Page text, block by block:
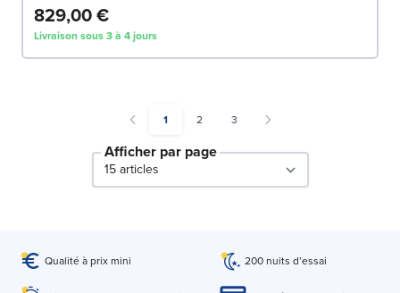
829,00 €
Livraison sous 3 à 4 jours
You're currently reading page
1 Page
2 Page
3
Afficher par page
Qualité à prix mini 200 nuits d’essai